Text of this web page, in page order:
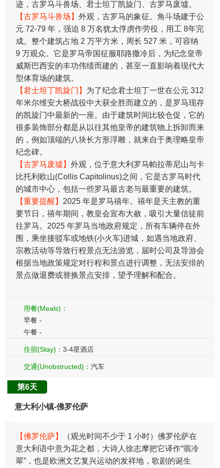
迹，古罗马斗兽场、君士坦丁凯旋门、古罗马废墟。
【古罗马斗兽场】 外观，古罗马的象征。角斗场建于公
元 72-79 年，强迫 8 万名犹太俘虏作劳役，用工 8年完
成。整个建筑占地 2 万平方米，周长 527 米，可容纳
9 万观众。它是罗马帝国征服耶路撒冷后，为纪念皇帝
威斯巴西安的丰功伟绩而建的，甚至一直影响着现代大
型体育场的建筑。
【君士坦丁凯旋门】 为了纪念君士坦丁一世在公元 312
年米尔维安大桥战役中大获全胜而建立的，是罗马现存
的凯旋门中最新的一座。由于建筑时间比较仓促，它的
很多装饰部分都是从以往其他皇帝的建筑物上拆卸而来
的，例如顶端的八块长方形浮雕，就来自于奥理略皇帝
纪念碑。
【古罗马废墟】 外观，位于意大利罗马帕拉蒂尼山与卡
比托利欧山(Collis Capitolinus)之间，它是古罗马时代
的城市中心，包括一些罗马最古老与最重要的建筑。
【重要提醒】 2025 年是罗马禧年。禧年是天主教的重
要节日，禧年期间，教皇会宣布大赦，吸引大量信徒前
往罗马。2025 年罗马当地政府规定，所有车辆停在外
围，乘坐接驳车或地铁(小火车)进城，如遇当地政府、
宗教活动等导致行程景点无法游览，届时公司及导游会
根据当地政策规定对行程和景点进行调整，无法安排的
景点做退费或替换景点安排，望予理解和配合。
用餐(Meals)：
早餐 -
午餐 -
住宿(Stay)： 3-4星酒店
交通(Unobstructed)： 汽车
第6天
意大利小镇-佛罗伦萨
【佛罗伦萨】
（观光时间不少于 1 小时）佛罗伦萨在
意大利语中意为花之都，大诗人徐志摩把它译作“翡冷
翠”，也是欧洲文艺复兴运动的发祥地，歌剧的诞生